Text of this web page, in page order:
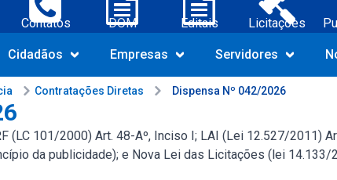
Contatos DOM Editais Licitações
Navegue pelo portal da
Cidadãos Empresas Servidores
Contratações Diretas Dispensa Nº 042/2026
(LC 101/2000) Art. 48-Aº, Inciso I; LAI (Lei 12.527/2011)
da publicidade); e Nova Lei das Licitações (lei 14.133/